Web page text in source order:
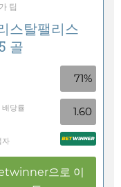
팁
스탈팰리스
골
71%
배당률 1.60
자
으로 이